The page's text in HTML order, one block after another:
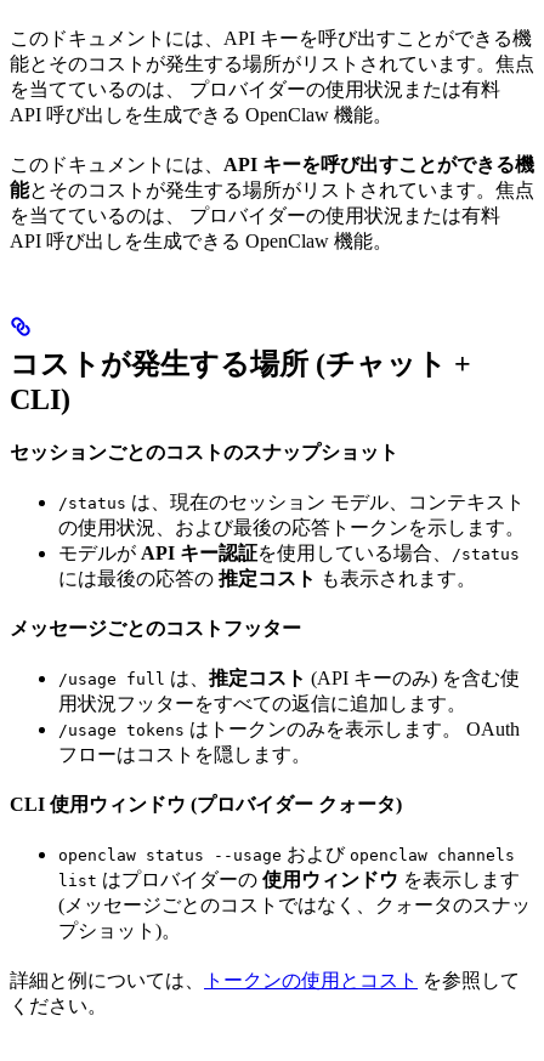
このドキュメントには、API キーを呼び出すことができる機
能とそのコストが発生する場所がリストされています。焦点
を当てているのは、 プロバイダーの使用状況または有料
API 呼び出しを生成できる OpenClaw 機能。
このドキュメントには、 API キーを呼び出すことができる機
能とそのコストが発生する場所がリストされています。焦点
を当てているのは、 プロバイダーの使用状況または有料
API 呼び出しを生成できる OpenClaw 機能。
コストが発生する場所 (チャット +
CLI)
セッションごとのコストのスナップショット
/status は、現在のセッション モデル、コンテキスト
の使用状況、および最後の応答トークンを示します。
モデルが API キー認証を使用している場合、 /status
には最後の応答の 推定コスト も表示されます。
メッセージごとのコストフッター
/usage full は、 推定コスト (API キーのみ) を含む使
用状況フッターをすべての返信に追加します。
/usage tokens はトークンのみを表示します。 OAuth
フローはコストを隠します。
CLI 使用ウィンドウ (プロバイダー クォータ)
openclaw status --usage および openclaw channels
list はプロバイダーの 使用ウィンドウ を表示します
(メッセージごとのコストではなく、クォータのスナッ
プショット)。
詳細と例については、 トークンの使用とコスト を参照して
ください。